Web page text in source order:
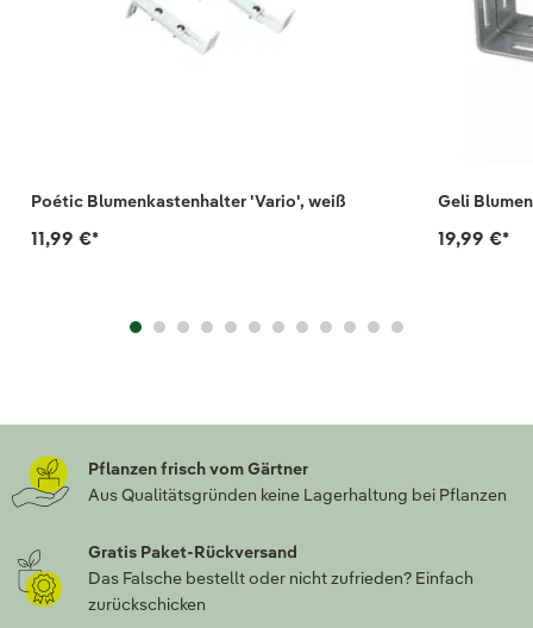
Poétic Blumenkastenhalter 'Vario', weiß
11,99 €*
Geli
19,99 €*
Pflanzen frisch vom Gärtner
Aus Qualitätsgründen keine Lagerhaltung bei Pflanzen
Gratis Paket-Rückversand
Das Falsche bestellt oder nicht zufrieden? Einfach
zurückschicken